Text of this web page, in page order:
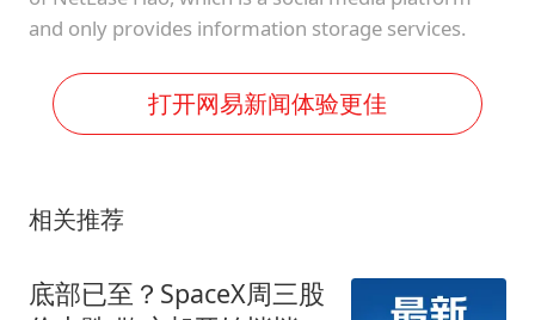
and only provides information storage services.
打开网易新闻体验更佳
相关推荐
底部已至？SpaceX周三股